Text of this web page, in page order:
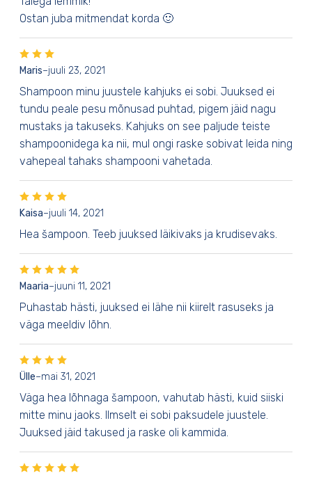
Ostan juba mitmendat korda 🙂
Maris–juuli 23, 2021
Shampoon minu juustele kahjuks ei sobi. Juuksed ei
tundu peale pesu mõnusad puhtad, pigem jäid nagu
mustaks ja takuseks. Kahjuks on see paljude teiste
shampoonidega ka nii, mul ongi raske sobivat leida ning
vahepeal tahaks shampooni vahetada.
Kaisa–juuli 14, 2021
Hea šampoon. Teeb juuksed läikivaks ja krudisevaks.
Maaria–juuni 11, 2021
Puhastab hästi, juuksed ei lähe nii kiirelt rasuseks ja
väga meeldiv lõhn.
Ülle–mai 31, 2021
Väga hea lõhnaga šampoon, vahutab hästi, kuid siiski
mitte minu jaoks. Ilmselt ei sobi paksudele juustele.
Juuksed jäid takused ja raske oli kammida.